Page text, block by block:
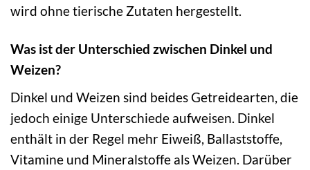
wird ohne tierische Zutaten hergestellt.
Was ist der Unterschied zwischen Dinkel und
Weizen?
Dinkel und Weizen sind beides Getreidearten, die
jedoch einige Unterschiede aufweisen. Dinkel
enthält in der Regel mehr Eiweiß, Ballaststoffe,
Vitamine und Mineralstoffe als Weizen. Darüber